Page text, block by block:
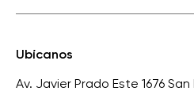
Ubícanos
Av. Javier Prado Este 1676